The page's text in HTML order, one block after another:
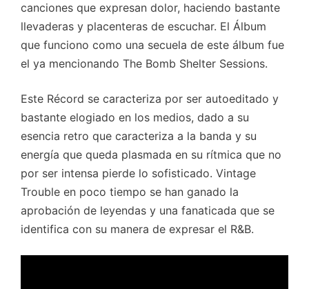
canciones que expresan dolor, haciendo bastante
llevaderas y placenteras de escuchar. El Álbum
que funciono como una secuela de este álbum fue
el ya mencionando The Bomb Shelter Sessions.
Este Récord se caracteriza por ser autoeditado y
bastante elogiado en los medios, dado a su
esencia retro que caracteriza a la banda y su
energía que queda plasmada en su rítmica que no
por ser intensa pierde lo sofisticado. Vintage
Trouble en poco tiempo se han ganado la
aprobación de leyendas y una fanaticada que se
identifica con su manera de expresar el R&B.